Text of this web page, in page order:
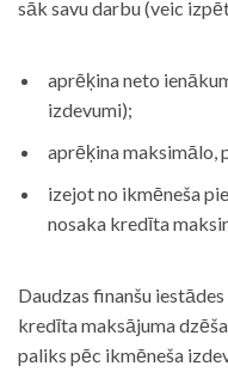
sāk savu darbu (veic
aprēķina neto
izdevumi);
aprēķina maksimālo,
izejot no ikmēneša
nosaka kredīta
Daudzas finanšu
kredīta maksājuma
paliks pēc ikmēneša